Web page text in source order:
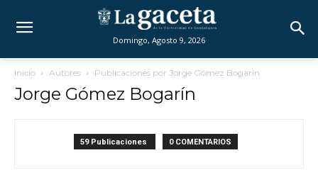
Domingo, Agosto 9, 2026
Inicio Autores Publicaciones por Jorge Gómez Bogarín
Jorge Gómez Bogarín
59 Publicaciones 0 COMENTARIOS